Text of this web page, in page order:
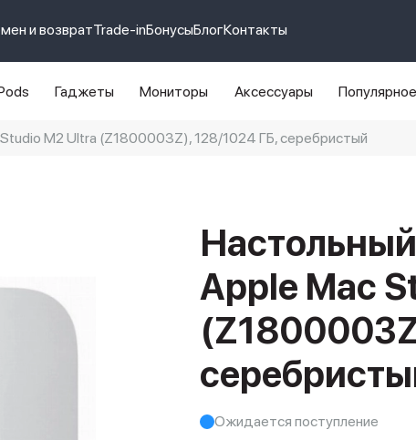
и возвратTrade-inБонусыБлогКонтакты
Гаджеты Мониторы Аксессуары Популярное
M2 Ultra (Z1800003Z), 128/1024 ГБ, серебристый
Apple Mac
Ожидается поступление